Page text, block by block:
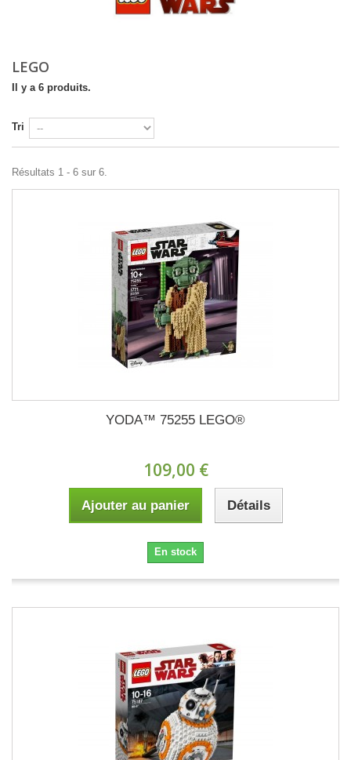
LEGO
Il y a 6 produits.
Tri
Résultats 1 - 6 sur 6.
YODA™ 75255 LEGO®
109,00 €
Ajouter au panier Détails
En stock